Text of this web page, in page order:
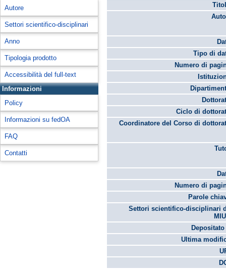
Autore
Settori scientifico-disciplinari
Anno
Tipologia prodotto
Accessibilità del full-text
Informazioni
Policy
Informazioni su fedOA
FAQ
Contatti
Tipo di
Numero di
Ciclo di
Coordinatore del Corso di
Numero di
Parole
Settori scientifico-disciplinari
Ultima